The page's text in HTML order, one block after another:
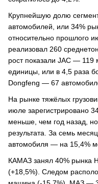
Крупнейшую долю
автомобилей, или 34%
относительно прошлого
реализовал 260
рост показали JAC —
единицы, или в 4,5 раза
Dongfeng — 67
На рынке тяжёлых
июле зарегистрировано
меньше, чем год назад,
результата. За семь
автомобиля — на 15,4%
КАМАЗ занял 40% рынка
(+18,5%). Следом